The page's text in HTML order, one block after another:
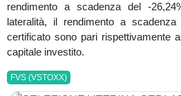
rendimento a scadenza del -
lateralità, il rendimento a
certificato sono pari rispettivamente
capitale investito.
FVS (VSTOXX)